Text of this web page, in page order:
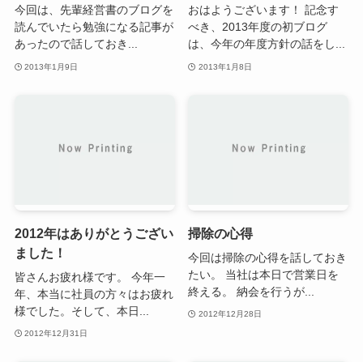
今回は、先輩経営書のブログを
読んでいたら勉強になる記事が
あったので話しておき...
2013年1月9日
おはようございます！ 記念す
べき、2013年度の初ブログ
は、今年の年度方針の話をし...
2013年1月8日
2012年はありがとうござい
ました！
皆さんお疲れ様です。 今年一
年、本当に社員の方々はお疲れ
様でした。そして、本日...
2012年12月31日
掃除の心得
今回は掃除の心得を話しておき
たい。 当社は本日で営業日を
終える。 納会を行うが...
2012年12月28日